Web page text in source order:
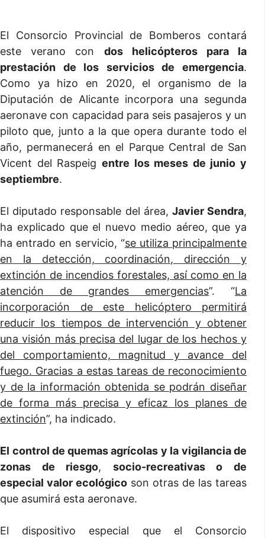
El Consorcio Provincial de Bomberos contará
este verano con dos helicópteros para la
prestación de los servicios de emergencia.
Como ya hizo en 2020, el organismo de la
Diputación de Alicante incorpora una segunda
aeronave con capacidad para seis pasajeros y un
piloto que, junto a la que opera durante todo el
año, permanecerá en el Parque Central de San
Vicent del Raspeig entre los meses de junio y
septiembre.
El diputado responsable del área, Javier Sendra,
ha explicado que el nuevo medio aéreo, que ya
ha entrado en servicio, “se utiliza principalmente
en la detección, coordinación, dirección y
extinción de incendios forestales, así como en la
atención de grandes emergencias”. “La
incorporación de este helicóptero permitirá
reducir los tiempos de intervención y obtener
una visión más precisa del lugar de los hechos y
del comportamiento, magnitud y avance del
fuego. Gracias a estas tareas de reconocimiento
y de la información obtenida se podrán diseñar
de forma más precisa y eficaz los planes de
extinción”, ha indicado.
El control de quemas agrícolas y la vigilancia de
zonas de riesgo, socio-recreativas o de
especial valor ecológico son otras de las tareas
que asumirá esta aeronave.
El dispositivo especial que el Consorcio